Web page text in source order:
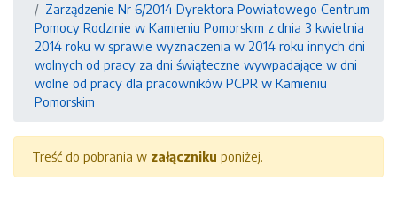
Zarządzenie Nr 6/2014 Dyrektora Powiatowego Centrum
Pomocy Rodzinie w Kamieniu Pomorskim z dnia 3 kwietnia
2014 roku w sprawie wyznaczenia w 2014 roku innych dni
wolnych od pracy za dni świąteczne wywpadające w dni
wolne od pracy dla pracowników PCPR w Kamieniu
Pomorskim
Treść do pobrania w załączniku poniżej.